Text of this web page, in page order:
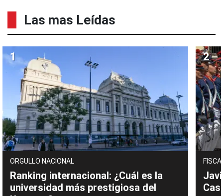
Las mas Leídas
ORGULLO NACIONAL
Ranking internacional: ¿Cuál es la
universidad más prestigiosa del